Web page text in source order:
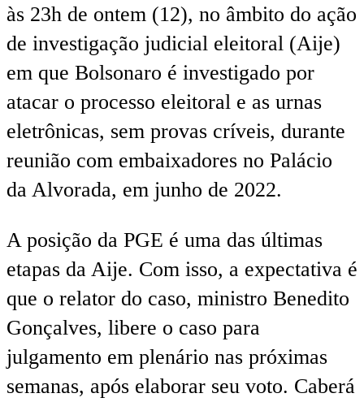
às 23h de ontem (12), no âmbito do ação
de investigação judicial eleitoral (Aije)
em que Bolsonaro é investigado por
atacar o processo eleitoral e as urnas
eletrônicas, sem provas críveis, durante
reunião com embaixadores no Palácio
da Alvorada, em junho de 2022.
A posição da PGE é uma das últimas
etapas da Aije. Com isso, a expectativa é
que o relator do caso, ministro Benedito
Gonçalves, libere o caso para
julgamento em plenário nas próximas
semanas, após elaborar seu voto. Caberá